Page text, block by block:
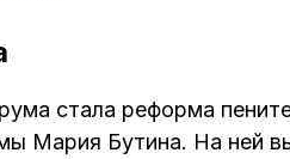
стала реформа
Мария Бутина. На ней